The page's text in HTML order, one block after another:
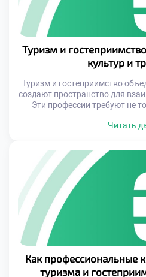
Туризм и
культур и
Туризм и гостеприимство
создают пространство для
Эти профессии требуют не
особенностей,
постоянное обучение,
навыков и желание
международного процесса.
кто […]
Читать
Как профессиональные
туризма и